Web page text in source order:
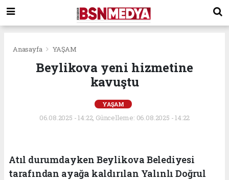
Anasayfa YAŞAM
Beylikova yeni hizmetine
kavuştu
YAŞAM
06.08.2025 - 14:22, Güncelleme: 06.08.2025 - 14:22
Atıl durumdayken Beylikova Belediyesi
tarafından ayağa kaldırılan Yalınlı Doğrul